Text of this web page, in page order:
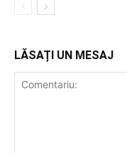
LĂSAȚI UN MESAJ